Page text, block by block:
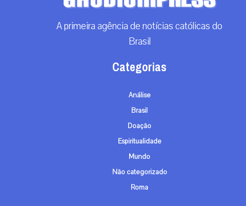
A primeira agência de notícias católicas do
Brasil
Categorias
Análise
Brasil
Doação
Espiritualidade
Mundo
Não categorizado
Roma